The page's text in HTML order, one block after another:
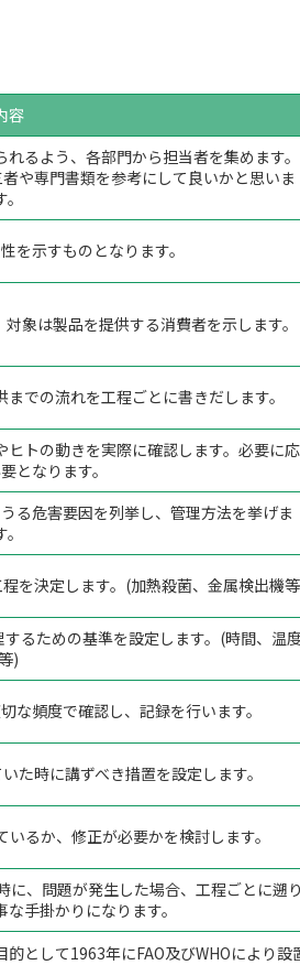
容
るよう、各部門から担当者を集めます。
や専門書類を参考にして良いかと思いま
を示すものとなります。
象は製品を提供する消費者を示します。
での流れを工程ごとに書きだします。
トの動きを実際に確認します。必要に応
となります。
る危害要因を列挙し、管理方法を挙げま
を決定します。(加熱殺菌、金属検出機
るための基準を設定します。(時間、温
)
な頻度で確認し、記録を行います。
た時に講ずべき措置を設定します。
るか、修正が必要かを検討します。
に、問題が発生した場合、工程ごとに遡り
手掛かりになります。
として1963年にFAO及びWHOにより設